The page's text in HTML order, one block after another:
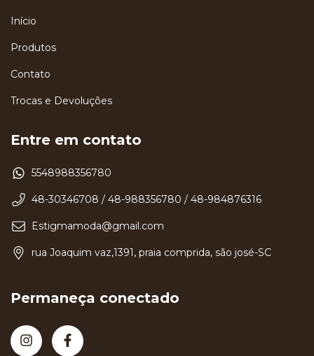
Início
Produtos
Contato
Trocas e Devoluções
Entre em contato
5548988356780
48-30346708 / 48-988356780 / 48-984876316
Estigmamoda@gmail.com
rua Joaquim vaz,1391, praia comprida, são josé-SC
Permaneça conectado